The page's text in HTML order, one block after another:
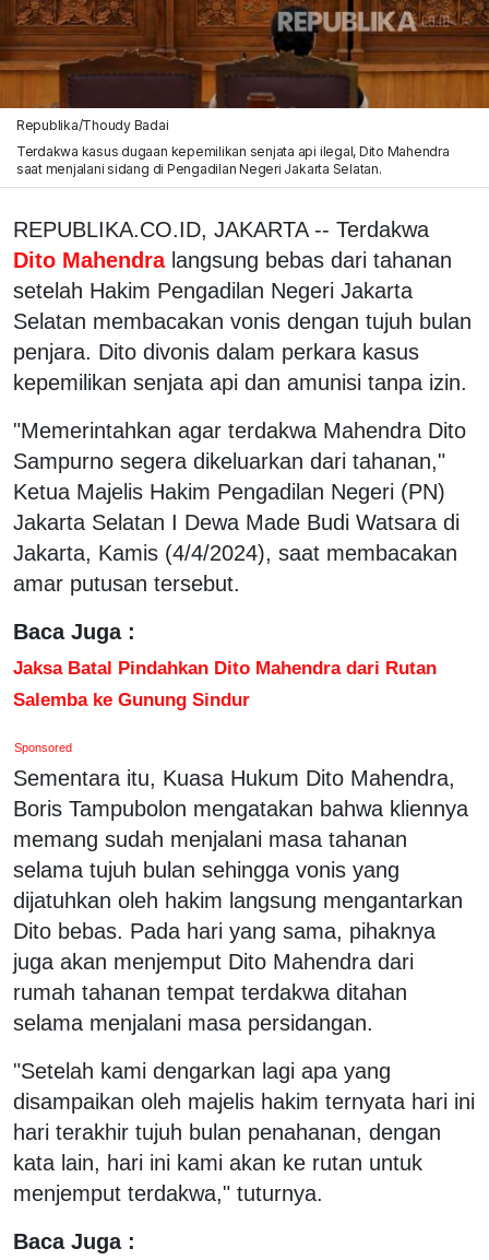
Republika/Thoudy Badai
Terdakwa kasus dugaan kepemilikan senjata api ilegal, Dito Mahendra
saat menjalani sidang di Pengadilan Negeri Jakarta Selatan.
REPUBLIKA.CO.ID, JAKARTA -- Terdakwa
Dito Mahendra langsung bebas dari tahanan
setelah Hakim Pengadilan Negeri Jakarta
Selatan membacakan vonis dengan tujuh bulan
penjara. Dito divonis dalam perkara kasus
kepemilikan senjata api dan amunisi tanpa izin.
"Memerintahkan agar terdakwa Mahendra Dito
Sampurno segera dikeluarkan dari tahanan,"
Ketua Majelis Hakim Pengadilan Negeri (PN)
Jakarta Selatan I Dewa Made Budi Watsara di
Jakarta, Kamis (4/4/2024), saat membacakan
amar putusan tersebut.
Baca Juga :
Jaksa Batal Pindahkan Dito Mahendra dari Rutan
Salemba ke Gunung Sindur
Sponsored
Sementara itu, Kuasa Hukum Dito Mahendra,
Boris Tampubolon mengatakan bahwa kliennya
memang sudah menjalani masa tahanan
selama tujuh bulan sehingga vonis yang
dijatuhkan oleh hakim langsung mengantarkan
Dito bebas. Pada hari yang sama, pihaknya
juga akan menjemput Dito Mahendra dari
rumah tahanan tempat terdakwa ditahan
selama menjalani masa persidangan.
"Setelah kami dengarkan lagi apa yang
disampaikan oleh majelis hakim ternyata hari ini
hari terakhir tujuh bulan penahanan, dengan
kata lain, hari ini kami akan ke rutan untuk
menjemput terdakwa," tuturnya.
Baca Juga :